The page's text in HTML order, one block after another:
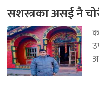
सशस्त्रका असई नै